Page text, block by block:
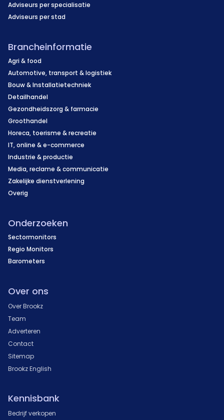
Adviseurs per specialisatie
Adviseurs per stad
Brancheinformatie
Agri & food
Automotive, transport & logistiek
Bouw & Installatietechniek
Detailhandel
Gezondheidszorg & farmacie
Groothandel
Horeca, toerisme & recreatie
IT, online & e-commerce
Industrie & productie
Media, reclame & communicatie
Zakelijke dienstverlening
Overig
Onderzoeken
Sectormonitors
Regio Monitors
Barometers
Over ons
Over Brookz
Team
Adverteren
Contact
Sitemap
Brookz English
Kennisbank
Bedrijf verkopen